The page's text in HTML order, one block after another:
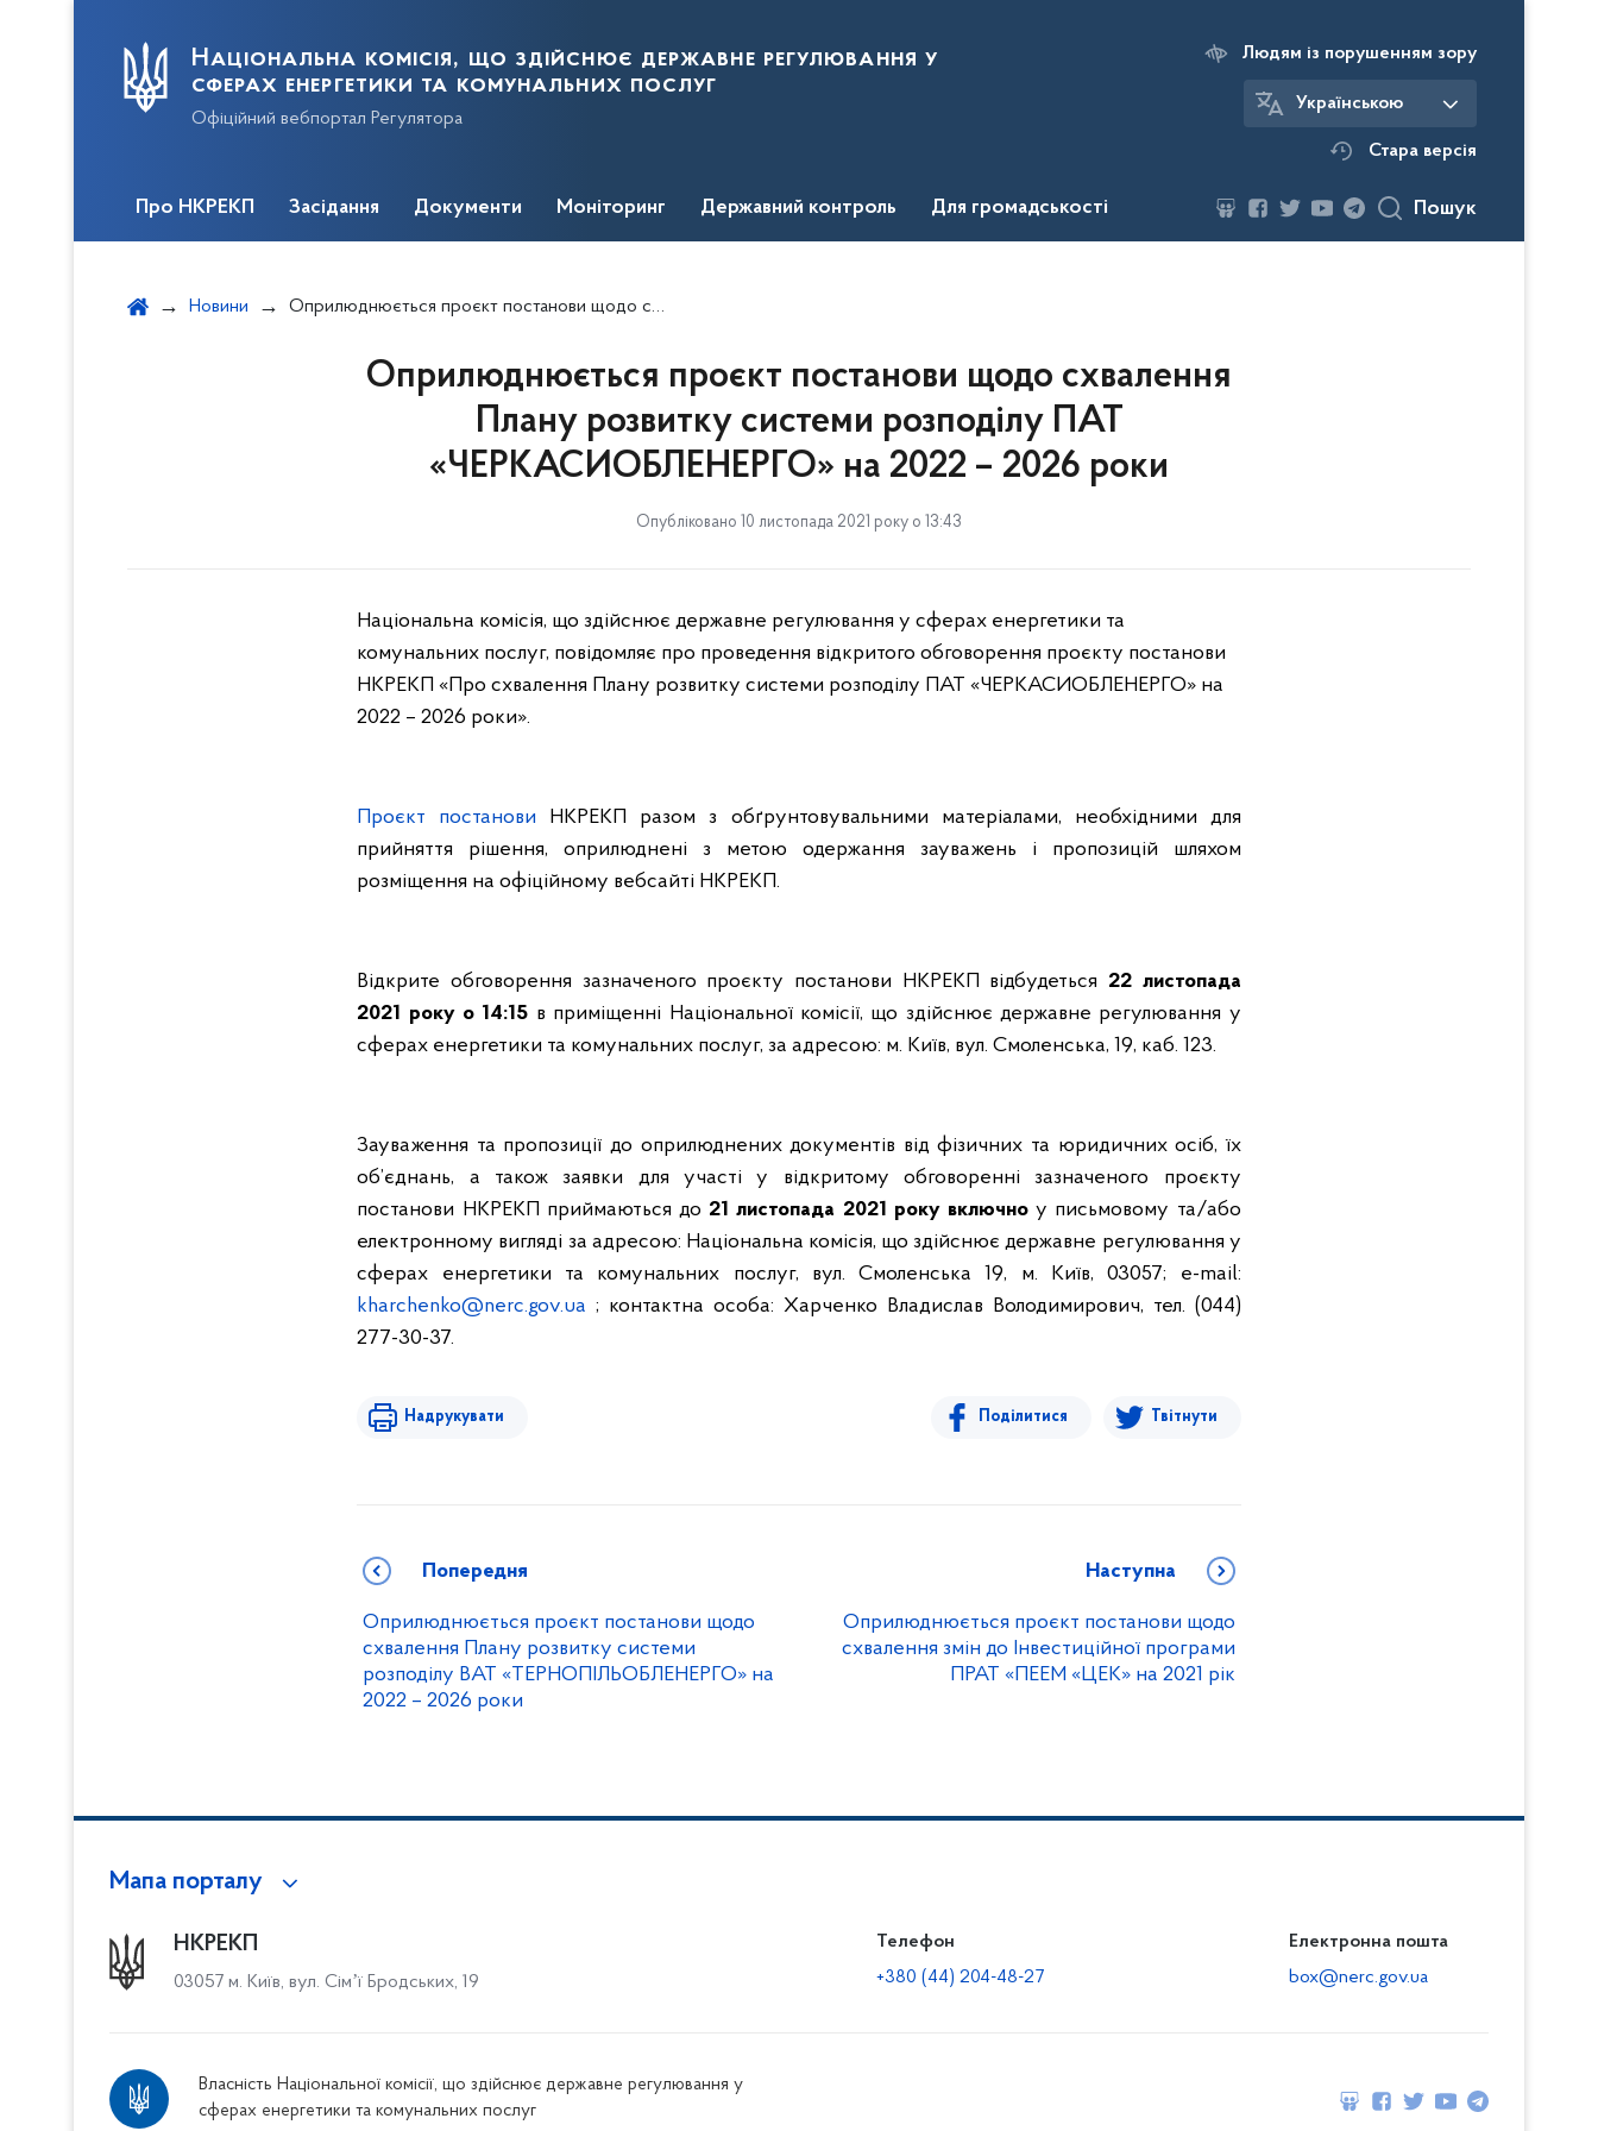
Національна комісія, що здійснює державне регулювання у
сферах енергетики та комунальних послуг
Офіційний вебпортал Регулятора
Людям із порушенням зору
Українською
Стара версія
Про НКРЕКП Засідання Документи Моніторинг Державний контроль Для громадськості Пошук
Новини Оприлюднюється проєкт постанови щодо схвалення Плану розвитку системи розподілу ПАТ «ЧЕРКАСИОБЛЕНЕРГО» на 2022 – 2026 роки
Оприлюднюється проєкт постанови щодо схвалення
Плану розвитку системи розподілу ПАТ
«ЧЕРКАСИОБЛЕНЕРГО» на 2022 – 2026 роки
Опубліковано 10 листопада 2021 року о 13:43
Національна комісія, що здійснює державне регулювання у сферах енергетики та
комунальних послуг, повідомляє про проведення відкритого обговорення проєкту постанови
НКРЕКП «Про схвалення Плану розвитку системи розподілу ПАТ «ЧЕРКАСИОБЛЕНЕРГО» на
2022 – 2026 роки».
Проєкт постанови НКРЕКП разом з обґрунтовувальними матеріалами, необхідними для
прийняття рішення, оприлюднені з метою одержання зауважень і пропозицій шляхом
розміщення на офіційному вебсайті НКРЕКП.
Відкрите обговорення зазначеного проєкту постанови НКРЕКП відбудеться 22 листопада
2021 року о 14:15 в приміщенні Національної комісії, що здійснює державне регулювання у
сферах енергетики та комунальних послуг, за адресою: м. Київ, вул. Смоленська, 19, каб. 123.
Зауваження та пропозиції до оприлюднених документів від фізичних та юридичних осіб, їх
об’єднань, а також заявки для участі у відкритому обговоренні зазначеного проєкту
постанови НКРЕКП приймаються до 21 листопада 2021 року включно у письмовому та/або
електронному вигляді за адресою: Національна комісія, що здійснює державне регулювання у
сферах енергетики та комунальних послуг, вул. Смоленська 19, м. Київ, 03057; e-mail:
kharchenko@nerc.gov.ua ; контактна особа: Харченко Владислав Володимирович, тел. (044)
277-30-37.
Надрукувати Поділитися Твітнути
Попередня
Оприлюднюється проєкт постанови щодо
схвалення Плану розвитку системи
розподілу ВАТ «ТЕРНОПІЛЬОБЛЕНЕРГО» на
2022 – 2026 роки
Наступна
Оприлюднюється проєкт постанови щодо
схвалення змін до Інвестиційної програми
ПРАТ «ПЕЕМ «ЦЕК» на 2021 рік
Мапа порталу
НКРЕКП
03057 м. Київ, вул. Сімʼї Бродських, 19
Телефон
+380 (44) 204-48-27
Електронна пошта
box@nerc.gov.ua
Власність Національної комісії, що здійснює державне регулювання у
сферах енергетики та комунальних послуг